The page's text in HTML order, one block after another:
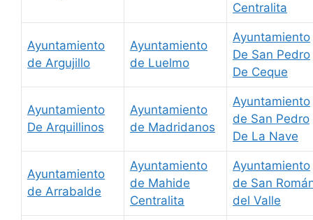
Centralita
Ayuntamiento
de Argujillo
Ayuntamiento
de Luelmo
Ayuntamiento
De San Pedro
De Ceque
Ayuntamiento
De Arquillinos
Ayuntamiento
de Madridanos
Ayuntamiento
de San Pedro
De La Nave
Ayuntamiento
de Arrabalde
Ayuntamiento
de Mahide
Centralita
Ayuntamiento
de San
del Valle